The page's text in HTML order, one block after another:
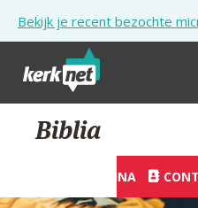
Bekijk je recent bezochte
KERK
VIERINGEN
Biblia
STARTPAGINA